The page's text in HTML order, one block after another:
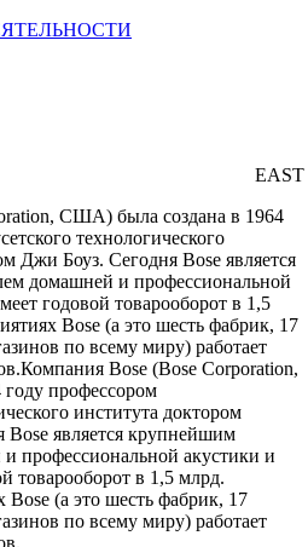
EAST
США) была создана в 1964
технологического
Джи Боуз. Сегодня Bose является
домашней и профессиональной
годовой товарооборот в 1,5
Bose (а это шесть фабрик, 17
по всему миру) работает
Bose (Bose Corporation,
профессором
института доктором
является крупнейшим
профессиональной акустики и
товарооборот в 1,5 млрд.
Bose (а это шесть фабрик, 17
по всему миру) работает